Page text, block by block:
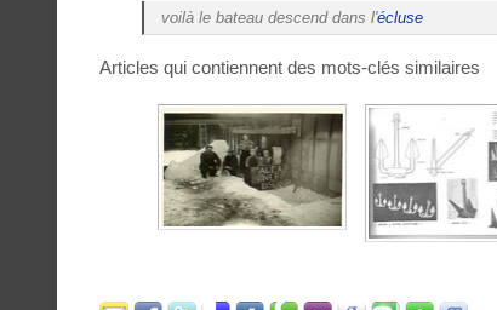
voilà le bateau descend dans l'écluse
Articles qui contiennent des mots-clés similaires